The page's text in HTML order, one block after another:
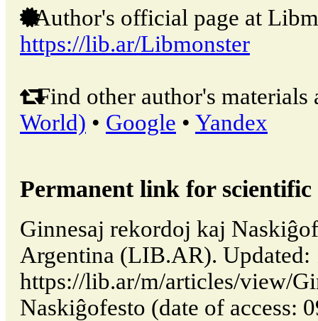
Author's official page at
https://lib.ar/Libmonster
Find other author's materials
World) • Google • Yandex
Permanent link for
Ginnesaj rekordoj kaj
Argentina (LIB.AR). Updated:
https://lib.ar/m/articles/view/
Naskiĝofesto (date of access: